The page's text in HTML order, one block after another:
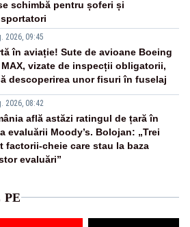
schimbă pentru șoferi și
2026, 09:45
în aviație! Sute de avioane Boeing
MAX, vizate de inspecții obligatorii,
descoperirea unor fisuri în fuselaj
2026, 08:42
află astăzi ratingul de țară în
evaluării Moody’s. Bolojan: „Trei
factorii-cheie care stau la baza
evaluări”
PE